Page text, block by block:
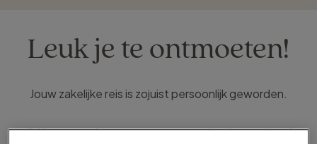
Leuk je te ontmoeten!
Jouw zakelijke reis is zojuist persoonlijk geworden.
Of je nu op reis gaat voor een meeting, inspectie of